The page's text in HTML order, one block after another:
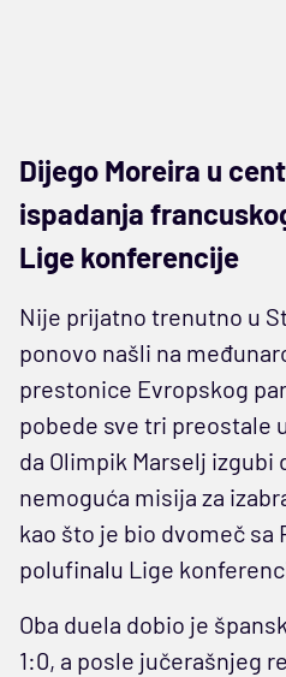
Dijego Moreira u
ispadanja
Lige konferencije
Nije prijatno trenutno u
ponovo našli na
prestonice Evropskog
pobede sve tri preostale
da Olimpik Marselj izgubi
nemoguća misija za
kao što je bio dvomeč sa
polufinalu Lige
Oba duela dobio je
1:0, a posle jučerašnjeg